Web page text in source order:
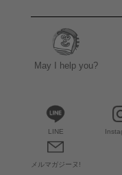
May I help you?
LINE
メルマガジーヌ!